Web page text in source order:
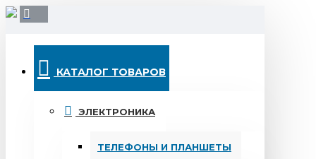
КАТАЛОГ ТОВАРОВ
ЭЛЕКТРОНИКА
ТЕЛЕФОНЫ И ПЛАНШЕТЫ